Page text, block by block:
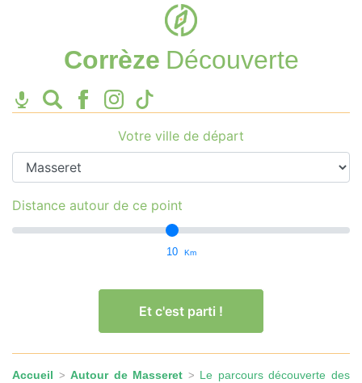
Corrèze Découverte
Votre ville de départ
Distance autour de ce point
10 Km
Et c'est parti !
Accueil >Autour de Masseret > Le parcours découverte des